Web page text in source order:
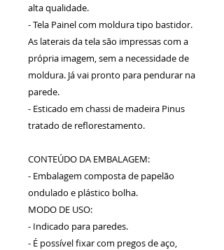
alta qualidade.
- Tela Painel com moldura tipo bastidor.
As laterais da tela são impressas com a
própria imagem, sem a necessidade de
moldura. Já vai pronto para pendurar na
parede.
- Esticado em chassi de madeira Pinus
tratado de reflorestamento.
CONTEÚDO DA EMBALAGEM:
- Embalagem composta de papelão
ondulado e plástico bolha.
MODO DE USO:
- Indicado para paredes.
- É possível fixar com pregos de aço,